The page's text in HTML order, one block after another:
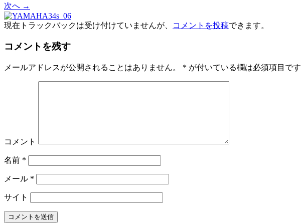
次へ →
現在トラックバックは受け付けていませんが、 コメントを投稿できます。
コメントを残す
メールアドレスが公開されることはありません。 * が付いている欄は必須項目です
コメント
名前 *
メール *
サイト